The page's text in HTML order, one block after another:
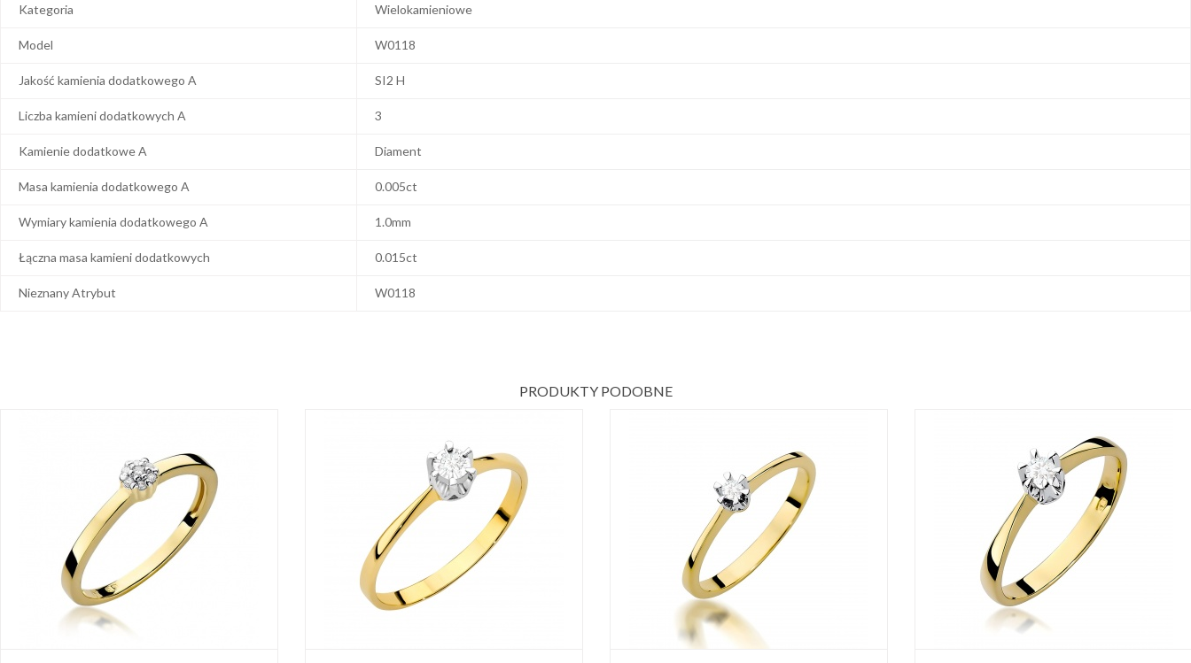
Kategoria Wielokamieniowe
Model W0118
Jakość kamienia dodatkowego A SI2 H
Liczba kamieni dodatkowych A 3
Kamienie dodatkowe A Diament
Masa kamienia dodatkowego A 0.005ct
Wymiary kamienia dodatkowego A 1.0mm
Łączna masa kamieni dodatkowych 0.015ct
Nieznany Atrybut W0118
PRODUKTY PODOBNE